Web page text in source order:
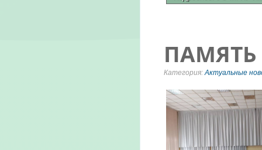
Категория: Актуальные